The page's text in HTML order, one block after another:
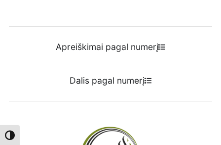
Toggle High Contrast
Apreiškimai pagal numerį
Dalis pagal numerį